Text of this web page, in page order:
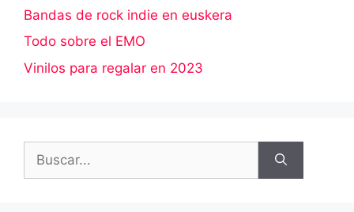
Bandas de rock indie en euskera
Todo sobre el EMO
Vinilos para regalar en 2023